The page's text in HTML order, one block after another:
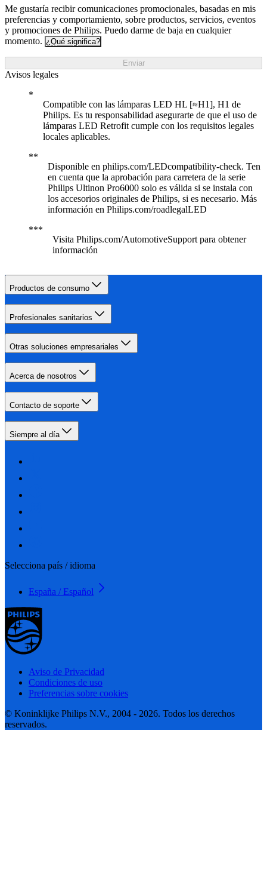
Me gustaría recibir comunicaciones promocionales, basadas en mis
preferencias y comportamiento, sobre productos, servicios, eventos
y promociones de Philips. Puedo darme de baja en cualquier
momento. ¿Qué significa?
Enviar
Avisos legales
Compatible con las lámparas LED HL [≈H1], H1 de
Philips. Es tu responsabilidad asegurarte de que el uso de
lámparas LED Retrofit cumple con los requisitos legales
locales aplicables.
Disponible en philips.com/LEDcompatibility-check. Ten
en cuenta que la aprobación para carretera de la serie
Philips Ultinon Pro6000 solo es válida si se instala con
los accesorios originales de Philips, si es necesario. Más
información en Philips.com/roadlegalLED
Visita Philips.com/AutomotiveSupport para obtener
información
Productos de consumo
Profesionales sanitarios
Otras soluciones empresariales
Acerca de nosotros
Contacto de soporte
Siempre al día
Selecciona país / idioma
España / Español
Aviso de Privacidad
Condiciones de uso
Preferencias sobre cookies
© Koninklijke Philips N.V., 2004 - 2026. Todos los derechos
reservados.